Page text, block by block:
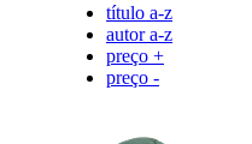
título a-z
autor a-z
preço +
preço -